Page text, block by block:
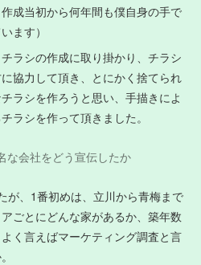
成当初から何年間も僕自身の手で
ます）
ラシの作成に取り掛かり、チラシ
協力して頂き、とにかく捨てられ
ラシを作ろうと思い、手描きによ
ラシを作って頂きました。
な会社をどう宣伝したか
が、1番初めは、立川から青梅まで
ごとにどんな家があるか、築年数
く言えばマーケティング調査と言